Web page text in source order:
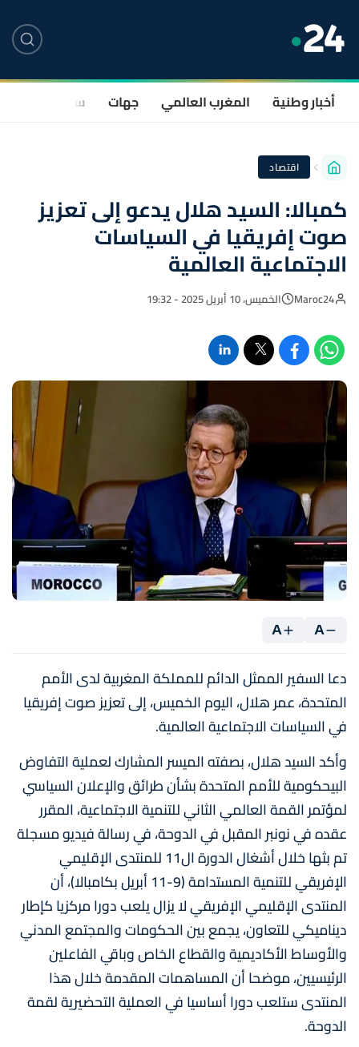
أخبار وطنية المغرب العالمي جهات سياسة
اقتصاد
كمبالا: السيد هلال يدعو إلى تعزيز
صوت إفريقيا في السياسات
الاجتماعية العالمية
Maroc24 الخميس، 10 أبريل 2025 - 19:32
A
A
دعا السفير الممثل الدائم للمملكة المغربية لدى الأمم
المتحدة، عمر هلال، اليوم الخميس، إلى تعزيز صوت إفريقيا
في السياسات الاجتماعية العالمية.
وأكد السيد هلال، بصفته الميسر المشارك لعملية التفاوض
البيحكومية للأمم المتحدة بشأن طرائق والإعلان السياسي
لمؤتمر القمة العالمي الثاني للتنمية الاجتماعية، المقرر
عقده في نونبر المقبل في الدوحة، في رسالة فيديو مسجلة
تم بثها خلال أشغال الدورة ال11 للمنتدى الإقليمي
الإفريقي للتنمية المستدامة (9-11 أبريل بكامبالا)، أن
المنتدى الإقليمي الإفريقي لا يزال يلعب دورا مركزيا كإطار
ديناميكي للتعاون، يجمع بين الحكومات والمجتمع المدني
والأوساط الأكاديمية والقطاع الخاص وباقي الفاعلين
الرئيسيين، موضحا أن المساهمات المقدمة خلال هذا
المنتدى ستلعب دورا أساسيا في العملية التحضيرية لقمة
الدوحة.